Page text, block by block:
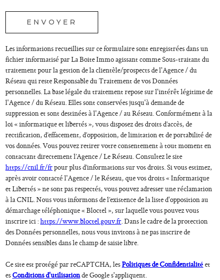
ENVOYER
Les informations recueillies sur ce formulaire sont enregistrées dans un
fichier informatisé par La Boite Immo agissant comme Sous-traitant du
traitement pour la gestion de la clientèle/prospects de l'Agence / du
Réseau qui reste Responsable du Traitement de vos Données
personnelles. La base légale du traitement repose sur l'intérêt légitime de
l'Agence / du Réseau. Elles sont conservées jusqu'à demande de
suppression et sont destinées à l'Agence / au Réseau. Conformément à la
loi « informatique et libertés », vous disposez des droits d’accès, de
rectification, d’effacement, d’opposition, de limitation et de portabilité de
vos données. Vous pouvez retirer votre consentement à tout moment en
contactant directement l’Agence / Le Réseau. Consultez le site
https://cnil.fr/frpour plus d’informations sur vos droits. Si vous estimez,
après avoir contacté l'Agence / le Réseau, que vos droits « Informatique
et Libertés » ne sont pas respectés, vous pouvez adresser une réclamation
à la CNIL. Nous vous informons de l’existence de la liste d'opposition au
démarchage téléphonique « Bloctel », sur laquelle vous pouvez vous
inscrire ici :https://www.bloctel.gouv.fr. Dans le cadre de la protection
des Données personnelles, nous vous invitons à ne pas inscrire de
Données sensibles dans le champ de saisie libre.
Ce site est protégé par reCAPTCHA, lesPolitiques de Confidentialitéet
esConditions d'utilisationde Google s'appliquent.